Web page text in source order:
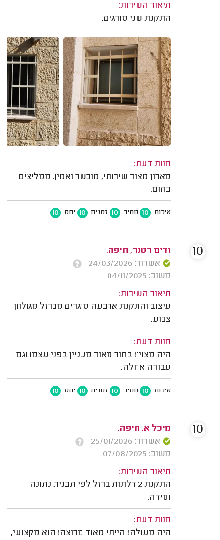
תיאור השירות:
התקנת שני סורגים.
חוות דעת:
מארון מאוד שירותי, מוכשר ואמין. ממליצים
בחום.
איכות 10 מחיר 10 זמנים 10 יחס 10
ודים רטנר, חיפה.
אשרור: 24/03/2026
משוב: 04/11/2025
תיאור השירות:
עיצוב והתקנת ארבעה סוגרים מברזל מגולוון
צבוע.
חוות דעת:
היה מצוין! בחור מאוד מעניין בפני עצמו וגם
עבודה אחלה.
איכות 10 מחיר 10 זמנים 10 יחס 10
10
מיכל א. חיפה.
אשרור: 25/01/2026
משוב: 07/08/2025
תיאור השירות:
התקנת 2 דלתות ברזל לפי תבנית נתונה
ומידה.
חוות דעת:
היה מעולה! הייתי מאוד מרוצה! הוא מקצועי,
10